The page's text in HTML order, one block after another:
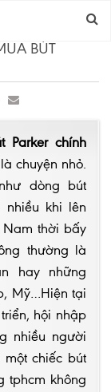
BÚT
Parker chính
chuyện nhỏ.
dòng bút
nhiều khi lên
thời bấy
thường là
hay những
Mỹ…Hiện tại
hội nhập
nhiều người
chiếc bút
tphcm không